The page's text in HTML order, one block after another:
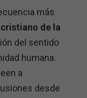
más
de la
del sentido
humana.
a
desde